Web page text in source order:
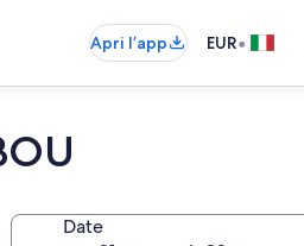
Apri l’app EUR•
Date